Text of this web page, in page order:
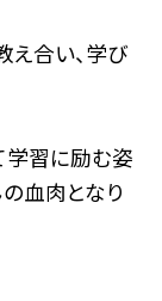
え合い、学び
学習に励む姿
血肉となり